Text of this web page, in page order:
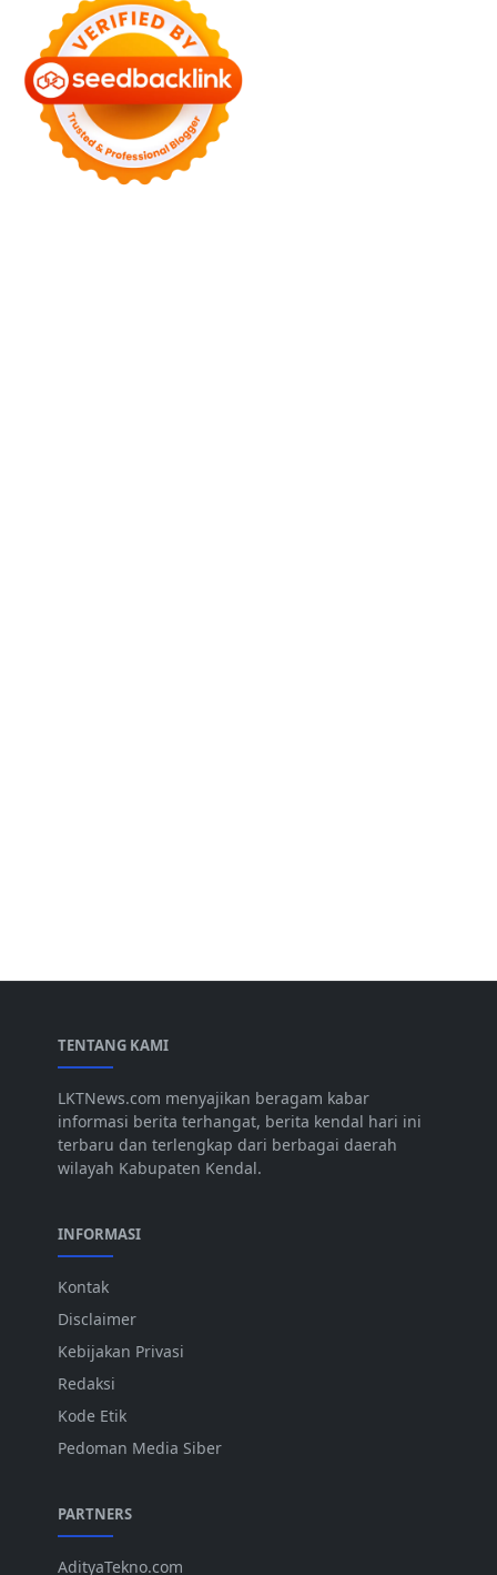
TENTANG KAMI
LKTNews.com menyajikan beragam kabar
informasi berita terhangat, berita kendal hari ini
terbaru dan terlengkap dari berbagai daerah
wilayah Kabupaten Kendal.
INFORMASI
Kontak
Disclaimer
Kebijakan Privasi
Redaksi
Kode Etik
Pedoman Media Siber
PARTNERS
AdityaTekno.com